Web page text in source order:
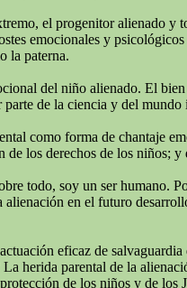
el progenitor alienado
emocionales y
la paterna.
del niño alienado. El
de la ciencia y del
como forma de
los derechos de los niños;
todo, soy un ser humano.
en el futuro
eficaz de
herida parental de la
de los niños y de los